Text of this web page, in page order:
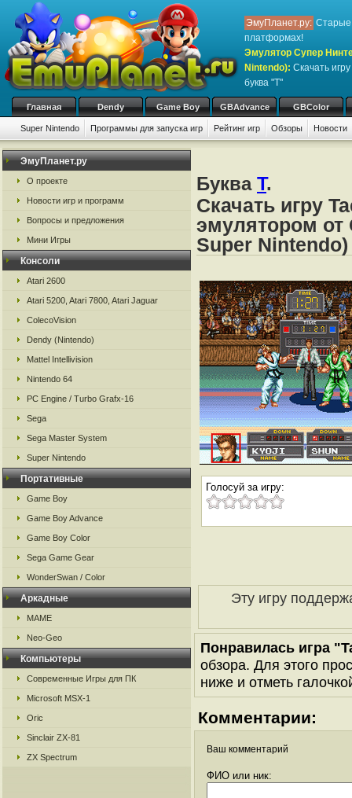
ЭмуПланет.ру: Старые
платформах!
Эмулятор Супер
Nintendo): Скачать игру
буква "T"
Главная Dendy Game Boy GBAdvance GBColor
Super Nintendo Программы для запуска игр Рейтинг игр Обзоры Новости
Игры: # A B C D E F G H I
ЭмуПланет.ру
О проекте
Новости игр и программ
Вопросы и предложения
Мини Игры
Консоли
Atari 2600
Atari 5200, Atari 7800, Atari Jaguar
ColecoVision
Dendy (Nintendo)
Mattel Intellivision
Nintendo 64
PC Engine / Turbo Grafx-16
Sega
Sega Master System
Super Nintendo
Портативные
Game Boy
Game Boy Advance
Game Boy Color
Sega Game Gear
WonderSwan / Color
Аркадные
MAME
Neo-Geo
Компьютеры
Современные Игры для ПК
Microsoft MSX-1
Oric
Sinclair ZX-81
ZX Spectrum
Буква T.
Скачать игру
эмулятором от
Super Nintendo)
Голосуй за игру:
Эту игру
Понравилась игра
обзора. Для этого
ниже и отметь
Комментарии:
Ваш комментарий
ФИО или ник: